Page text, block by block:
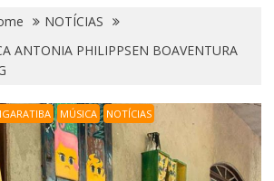
NOTÍCIAS
ANTONIA PHILIPPSEN BOAVENTURA
MÚSICA NOTÍCIAS